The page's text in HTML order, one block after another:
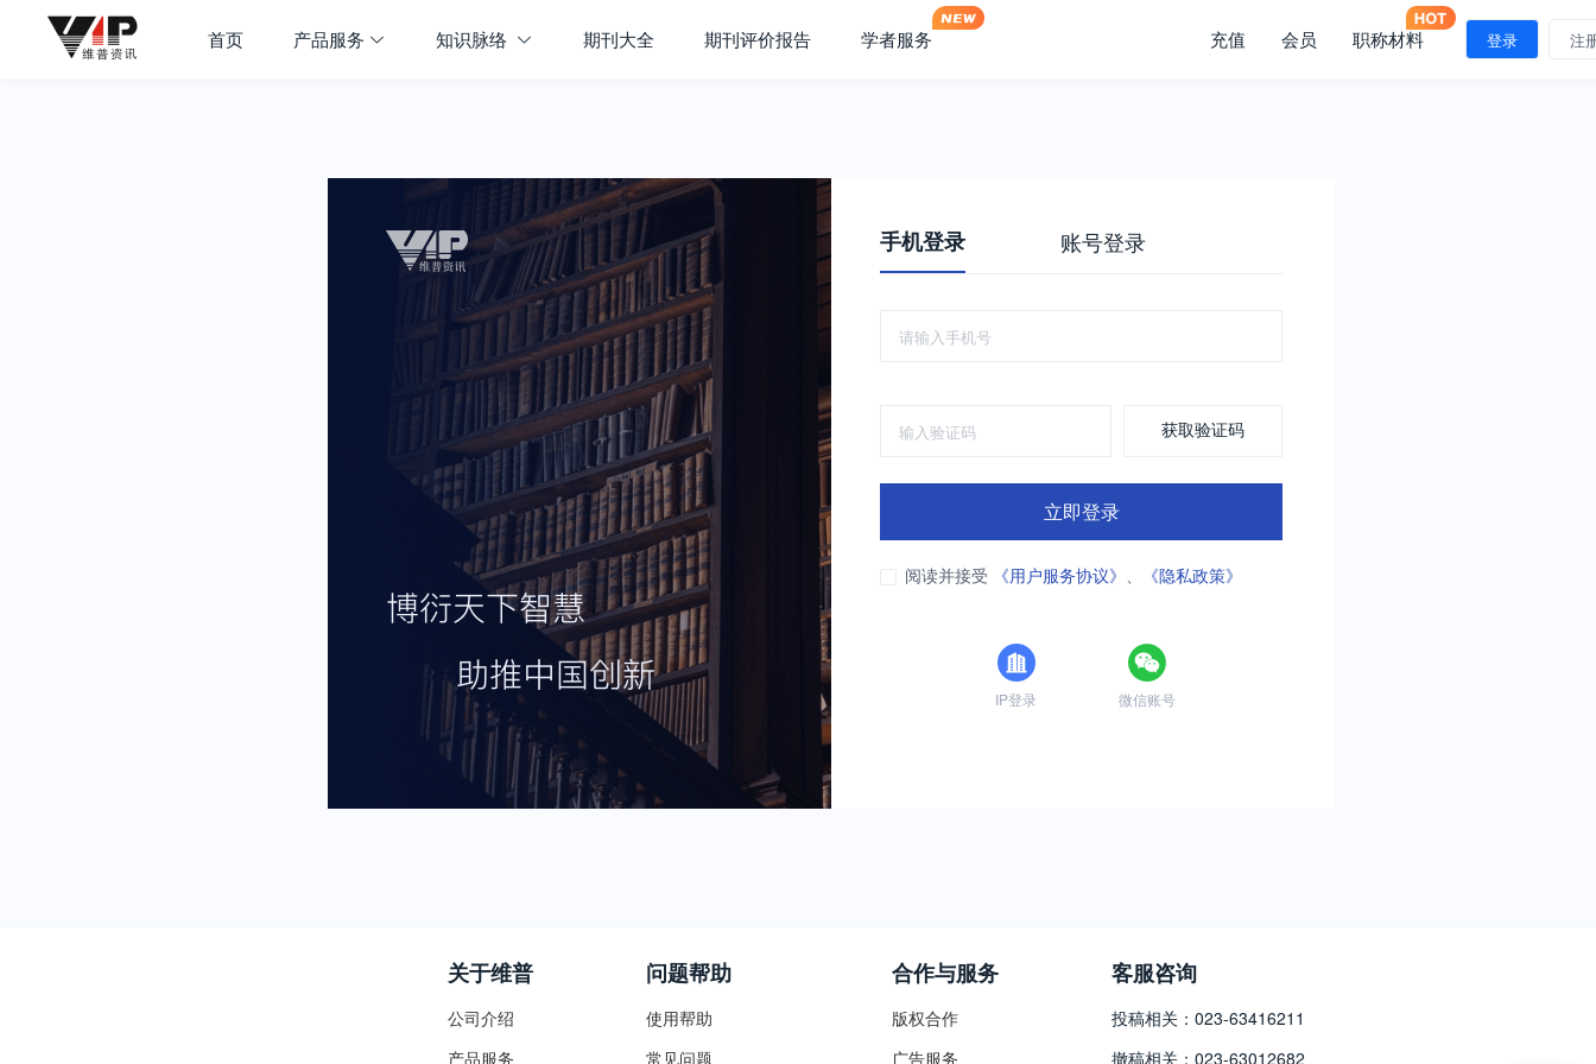
首页 产品服务 知识脉络 期刊大全 期刊评价报告 学者服务 充值 会员 职称材料 登录 注
手机登录 账号登录
获取验证码
立即登录
阅读并接受 《用户服务协议》 、 《隐私政策》
IP登录 微信账号
关于维普
公司介绍
产品服务
问题帮助
使用帮助
常见问题
合作与服务
版权合作
广告服务
客服咨询
投稿相关：023-63416211
撤稿相关：023-63012682